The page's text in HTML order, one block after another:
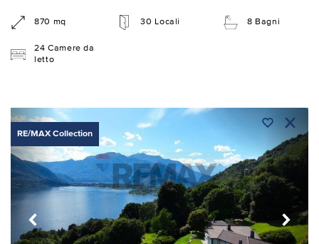
870 mq 30 Locali 8 Bagni
24 Camere da
letto
RE/MAX Collection